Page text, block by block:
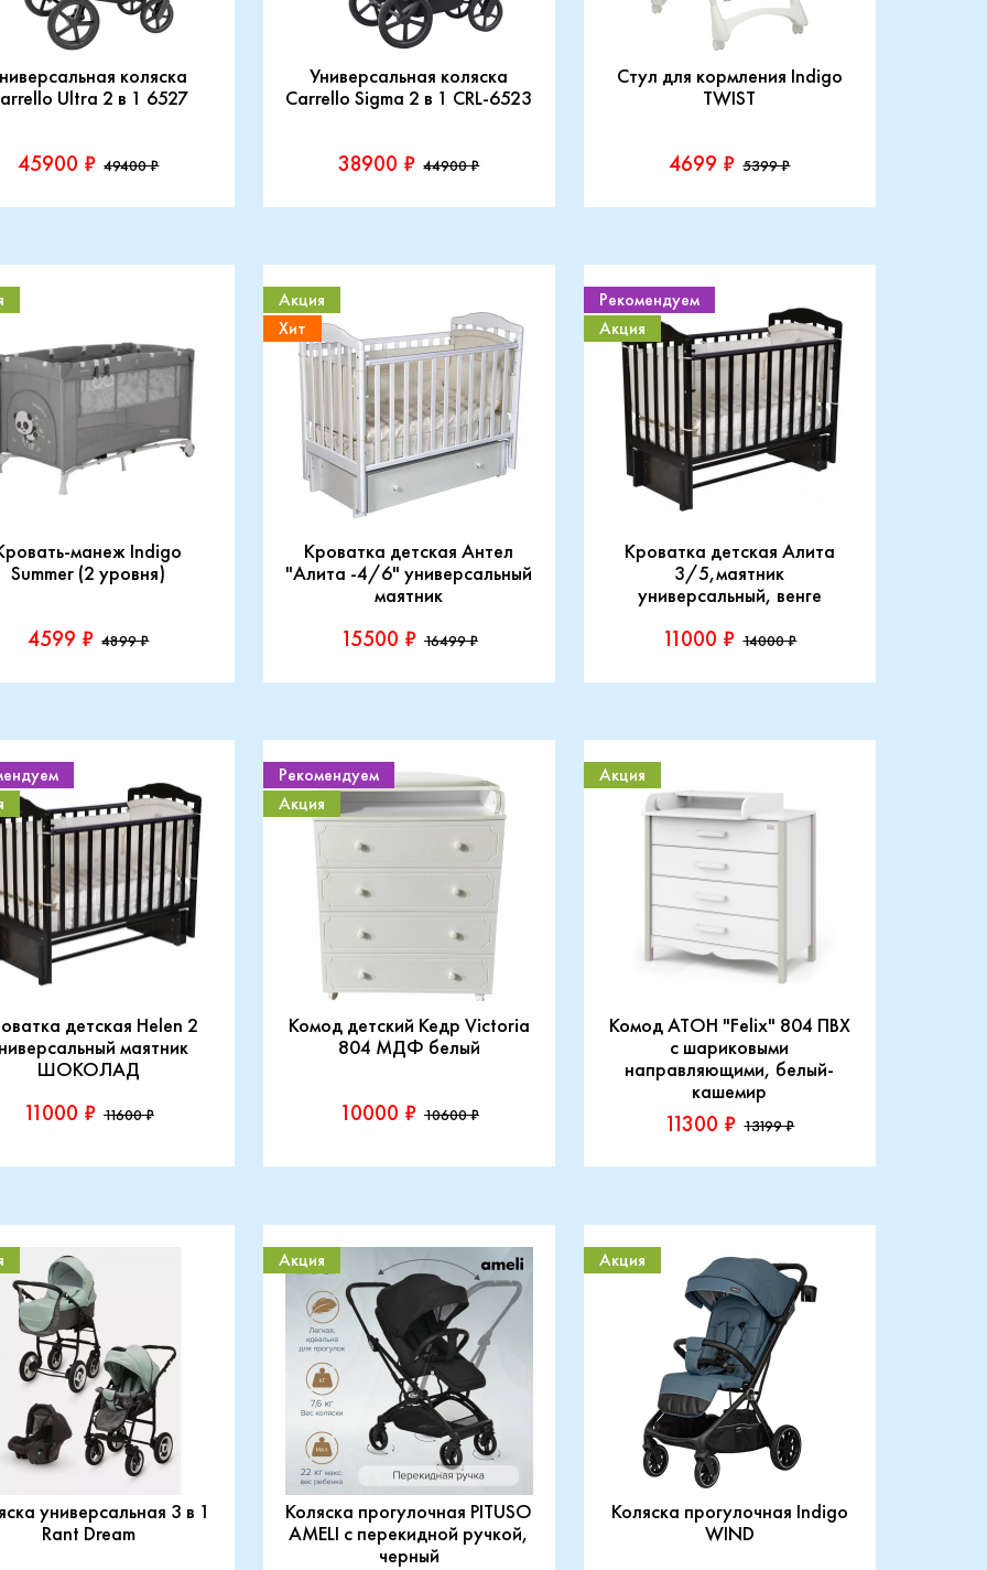
коляска
Ultra 2 в 1 6527
45900 ₽ 49400 ₽
Универсальная коляска
Carrello Sigma 2 в 1 CRL-6523
38900 ₽ 44900 ₽
Стул для кормления Indigo
TWIST
4699 ₽ 5399 ₽
манеж Indigo
Summer (2 уровня)
4599 ₽ 4899 ₽
Кроватка детская Антел
"Алита -4/6" универсальный
маятник
Акция
Хит
15500 ₽ 16499 ₽
Кроватка детская Алита
3/5,маятник
универсальный, венге
Рекомендуем
Акция
11000 ₽ 14000 ₽
детская Helen 2
маятник
ШОКОЛАД
11000 ₽ 11600 ₽
Комод детский Кедр Victoria
804 МДФ белый
Рекомендуем
Акция
10000 ₽ 10600 ₽
Комод АТОН "Felix" 804 ПВХ
с шариковыми
направляющими, белый-
кашемир
Акция
11300 ₽ 13199 ₽
универсальная 3 в 1
Rant Dream
Коляска прогулочная PITUSO
AMELI с перекидной ручкой,
черный
Акция
Коляска прогулочная Indigo
WIND
Акция